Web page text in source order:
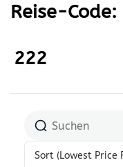
Reise-Code:
222
Sort